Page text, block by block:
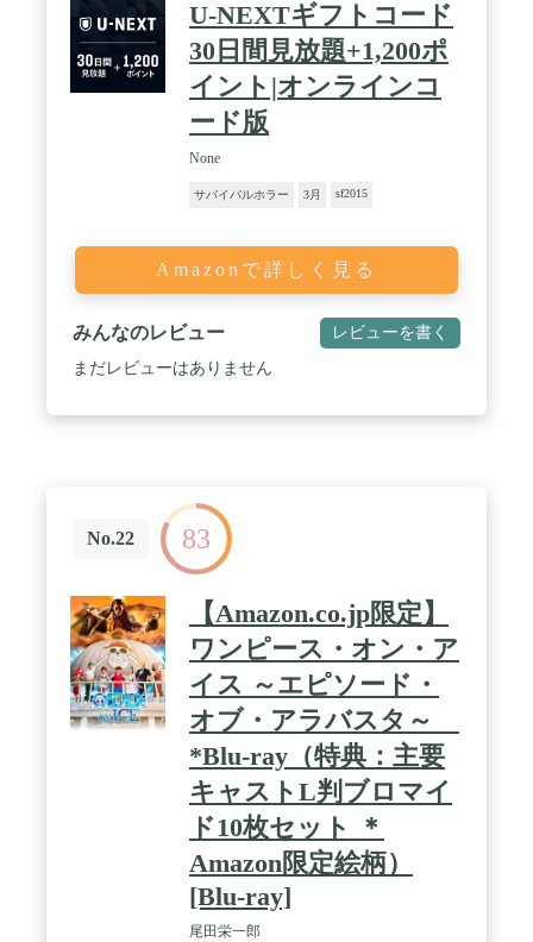
U-NEXTギフトコード
30日間見放題+1,200ポ
イント|オンラインコ
ード版
None
サバイバルホラー 3月 sf2015
Amazonで詳しく見る
みんなのレビュー レビューを書く
まだレビューはありません
No.22 83
【Amazon.co.jp限定】
ワンピース・オン・ア
イス ～エピソード・
オブ・アラバスタ～
*Blu-ray（特典：主要
キャストL判ブロマイ
ド10枚セット ＊
Amazon限定絵柄）
[Blu-ray]
尾田栄一郎